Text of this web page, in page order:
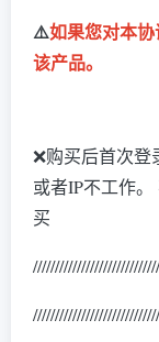
⚠️如果您对本
该产品。
❌购买后首次登
或者IP不工作。
买